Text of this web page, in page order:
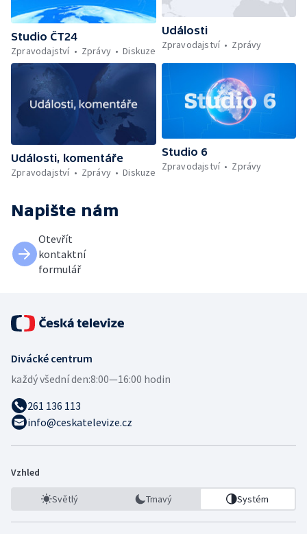
Studio ČT24
Zpravodajství
Zprávy Diskuze
Události
Zpravodajství
Zprávy
Události, komentáře
Zpravodajství
Zprávy Diskuze
Studio 6
Zpravodajství
Zprávy
Napište nám
Otevřít
kontaktní
formulář
Divácké centrum
každý všední den:8:00—16:00 hodin
261 136 113
info@ceskatelevize.cz
Vzhled
Světlý Tmavý Systém